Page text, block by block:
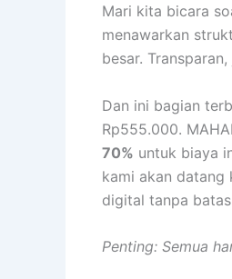
Mari kita bicara
menawarkan
besar.
Dan ini bagian
Rp555.000.
70% untuk biaya
kami akan datang
digital tanpa
Penting: Semua